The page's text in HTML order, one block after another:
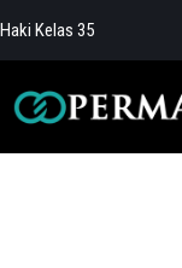
Haki Kelas 35